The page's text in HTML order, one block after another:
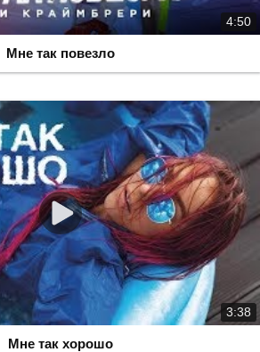
4:50
Мне так повезло
3:38
Мне так хорошо